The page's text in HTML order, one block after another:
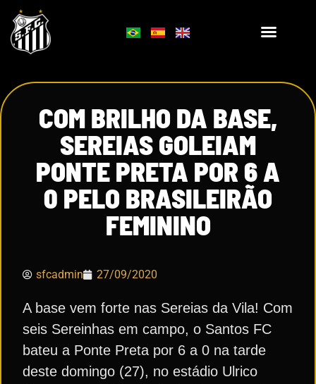
COM BRILHO DA BASE,
SEREIAS GOLEIAM
PONTE PRETA POR 6 A
0 PELO BRASILEIRÃO
FEMININO
sfcadmin 27/09/2020
A base vem forte nas Sereias da Vila! Com
seis Sereinhas em campo, o Santos FC
bateu a Ponte Preta por 6 a 0 na tarde
deste domingo (27), no estádio Ulrico